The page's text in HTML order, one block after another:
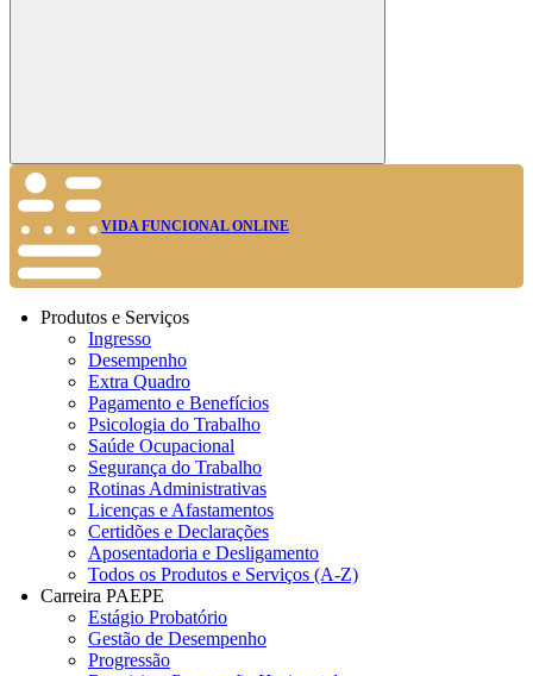
Buscar
VIDA FUNCIONAL ONLINE
Produtos e Serviços
Ingresso
Desempenho
Extra Quadro
Pagamento e Benefícios
Psicologia do Trabalho
Saúde Ocupacional
Segurança do Trabalho
Rotinas Administrativas
Licenças e Afastamentos
Certidões e Declarações
Aposentadoria e Desligamento
Todos os Produtos e Serviços (A-Z)
Carreira PAEPE
Estágio Probatório
Gestão de Desempenho
Progressão